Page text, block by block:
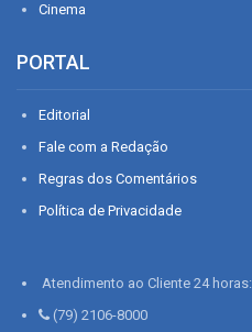
Cinema
PORTAL
Editorial
Fale com a Redação
Regras dos Comentários
Política de Privacidade
Atendimento ao Cliente 24 horas:
(79) 2106-8000